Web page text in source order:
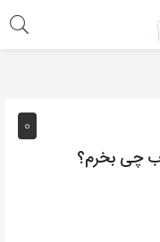
۰
چی بخرم؟